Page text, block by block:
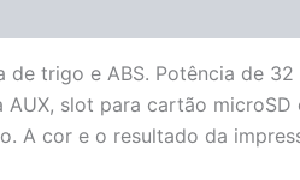
trigo e ABS. Potência de
slot para cartão
A cor e o resultado da